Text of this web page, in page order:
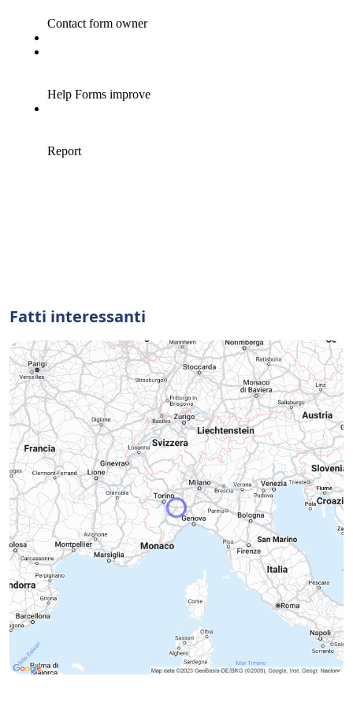
Fatti interessanti